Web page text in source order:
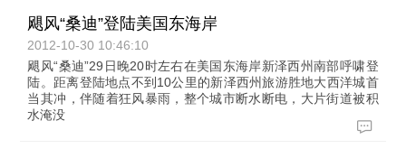
飓风“桑迪”登陆美国东海岸
2012-10-30 10:46:10
飓风“桑迪”29日晚20时左右在美国东海岸新泽西州南部呼啸登
陆。距离登陆地点不到10公里的新泽西州旅游胜地大西洋城首
当其冲，伴随着狂风暴雨，整个城市断水断电，大片街道被积
水淹没